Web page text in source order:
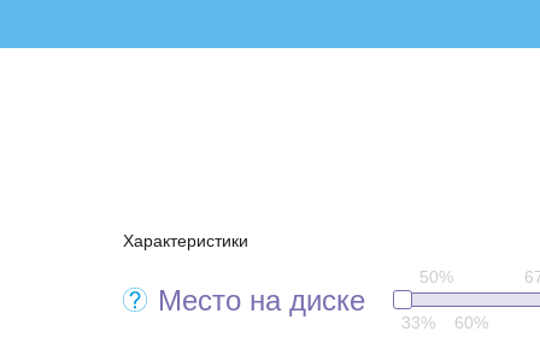
Характеристики
Место на диске
33%
50%
60%